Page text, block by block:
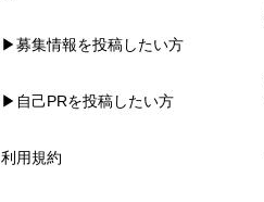
▶募集情報を投稿したい方
▶自己PRを投稿したい方
利用規約